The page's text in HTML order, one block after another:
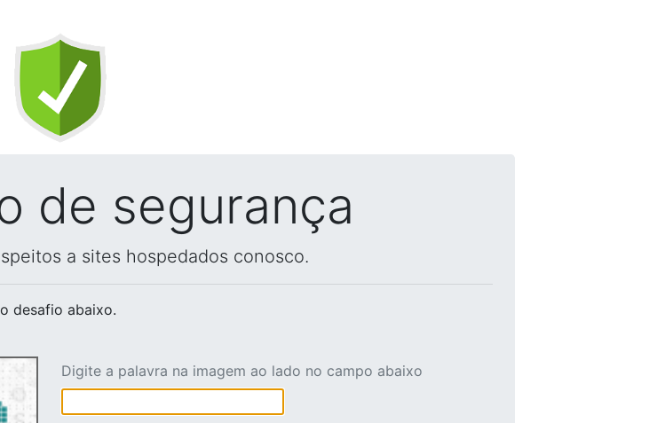
de segurança
a sites hospedados conosco.
desafio abaixo.
Digite a palavra na imagem ao lado no campo abaixo